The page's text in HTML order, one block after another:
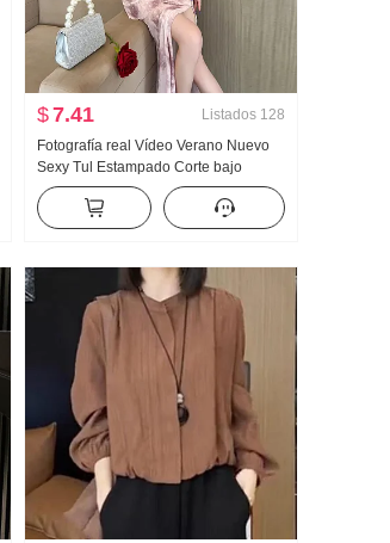
$7.41 Listados 128
Fotografía real Vídeo Verano Nuevo
Sexy Tul Estampado Corte bajo
Manga corta Corte ajustado
Adelgazante Largo Vestido Mujer